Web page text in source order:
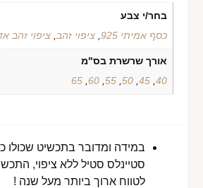
בחר/י צבע
כסף אמיתי 925
, ציפוי זהב ציפוי זהב
אורך שרשרת בס"מ
40
,
45
,
50
,
55
,
60
,
65
סטיינלס סטיל ללא ציפוי,
לטווח ארוך ביותר מעל שנה !